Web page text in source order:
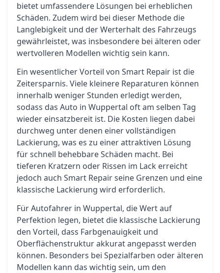
bietet umfassendere Lösungen bei erheblichen
Schäden. Zudem wird bei dieser Methode die
Langlebigkeit und der Werterhalt des Fahrzeugs
gewährleistet, was insbesondere bei älteren oder
wertvolleren Modellen wichtig sein kann.
Ein wesentlicher Vorteil von Smart Repair ist die
Zeitersparnis. Viele kleinere Reparaturen können
innerhalb weniger Stunden erledigt werden,
sodass das Auto in Wuppertal oft am selben Tag
wieder einsatzbereit ist. Die Kosten liegen dabei
durchweg unter denen einer vollständigen
Lackierung, was es zu einer attraktiven Lösung
für schnell behebbare Schäden macht. Bei
tieferen Kratzern oder Rissen im Lack erreicht
jedoch auch Smart Repair seine Grenzen und eine
klassische Lackierung wird erforderlich.
Für Autofahrer in Wuppertal, die Wert auf
Perfektion legen, bietet die klassische Lackierung
den Vorteil, dass Farbgenauigkeit und
Oberflächenstruktur akkurat angepasst werden
können. Besonders bei Spezialfarben oder älteren
Modellen kann das wichtig sein, um den